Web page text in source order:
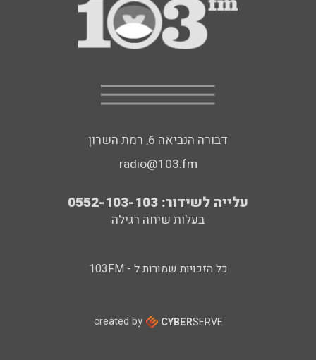
דבורה הנביאה 6, רמת השרון
radio@103.fm
עלייה לשידור: 0552-103-103
בעלות שיחה רגילה
כל הזכויות שמורות ל - 103FM
created by CYBERSERVE